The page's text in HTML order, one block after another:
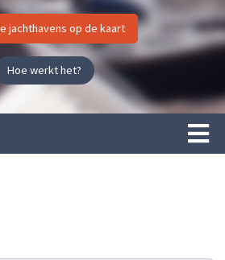
jachthavens op de kaart
Hoe werkt het?